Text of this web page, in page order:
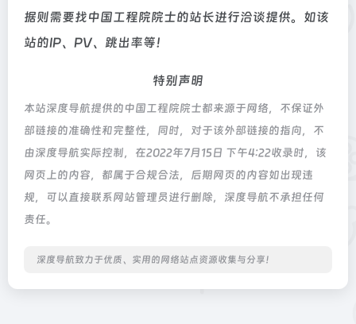
据则需要找中国工程院院士的站长进行洽谈提供。如该
站的IP、PV、跳出率等！
特别声明
本站深度导航提供的中国工程院院士都来源于网络，不保证外
部链接的准确性和完整性，同时，对于该外部链接的指向，不
由深度导航实际控制，在2022年7月15日 下午4:22收录时，该
网页上的内容，都属于合规合法，后期网页的内容如出现违
规，可以直接联系网站管理员进行删除，深度导航不承担任何
责任。
深度导航致力于优质、实用的网络站点资源收集与分享！